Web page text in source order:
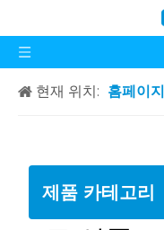
현재 위치: 홈페이지
제품 카테고리